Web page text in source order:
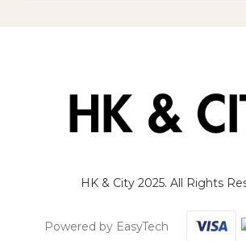
HK & City 2025. All Rights
Powered by EasyTech